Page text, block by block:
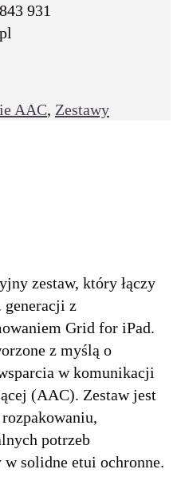
931
AAC, Zestawy
zestaw, który łączy
generacji z
Grid for iPad.
z myślą o
w komunikacji
(AAC). Zestaw jest
potrzeb
solidne etui ochronne.